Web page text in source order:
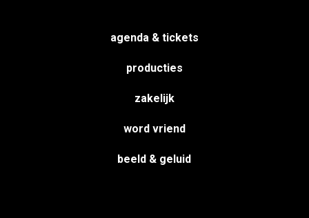
agenda & tickets
producties
zakelijk
word vriend
beeld & geluid